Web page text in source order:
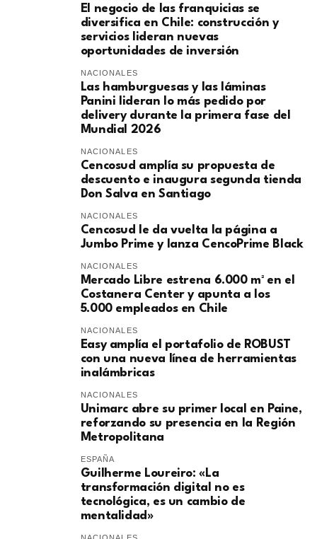
El negocio de las franquicias se
diversifica en Chile: construcción y
servicios lideran nuevas
oportunidades de inversión
NACIONALES
Las hamburguesas y las láminas
Panini lideran lo más pedido por
delivery durante la primera fase del
Mundial 2026
NACIONALES
Cencosud amplía su propuesta de
descuento e inaugura segunda tienda
Don Salva en Santiago
NACIONALES
Cencosud le da vuelta la página a
Jumbo Prime y lanza CencoPrime Black
NACIONALES
Mercado Libre estrena 6.000 m² en el
Costanera Center y apunta a los
5.000 empleados en Chile
NACIONALES
Easy amplía el portafolio de ROBUST
con una nueva línea de herramientas
inalámbricas
NACIONALES
Unimarc abre su primer local en Paine,
reforzando su presencia en la Región
Metropolitana
ESPAÑA
Guilherme Loureiro: «La
transformación digital no es
tecnológica, es un cambio de
mentalidad»